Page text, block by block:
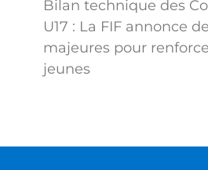
Bilan technique des
U17 : La FIF annonce
majeures pour
jeunes